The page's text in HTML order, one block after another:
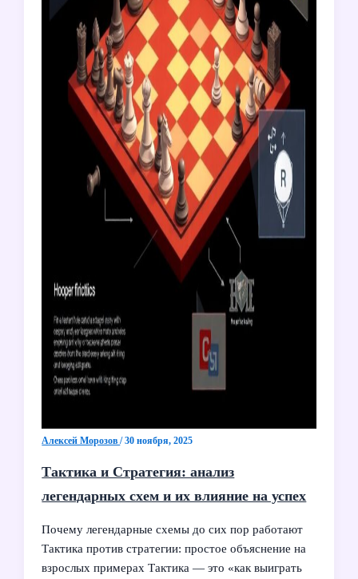
Алексей Морозов/30 ноября, 2025
Тактика и Стратегия: анализ
легендарных схем и их влияние на успех
Почему легендарные схемы до сих пор работают
Тактика против стратегии: простое объяснение на
взрослых примерах Тактика — это «как выиграть